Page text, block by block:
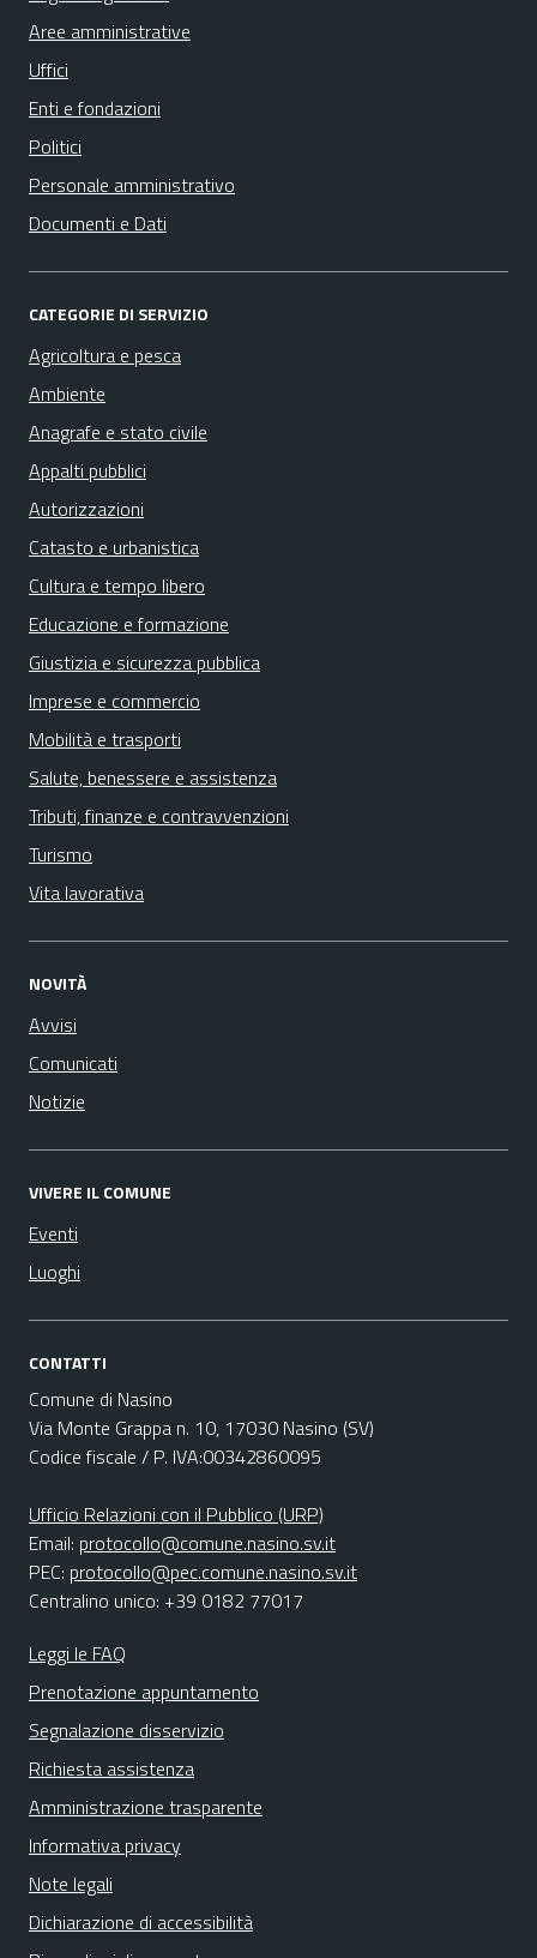
Aree amministrative
Uffici
Enti e fondazioni
Politici
Personale amministrativo
Documenti e Dati
CATEGORIE DI SERVIZIO
Agricoltura e pesca
Ambiente
Anagrafe e stato civile
Appalti pubblici
Autorizzazioni
Catasto e urbanistica
Cultura e tempo libero
Educazione e formazione
Giustizia e sicurezza pubblica
Imprese e commercio
Mobilità e trasporti
Salute, benessere e assistenza
Tributi, finanze e contravvenzioni
Turismo
Vita lavorativa
NOVITÀ
Avvisi
Comunicati
Notizie
VIVERE IL COMUNE
Eventi
Luoghi
CONTATTI
Comune di Nasino
Via Monte Grappa n. 10, 17030 Nasino (SV)
Codice fiscale / P. IVA:00342860095
Ufficio Relazioni con il Pubblico (URP)
Email: protocollo@comune.nasino.sv.it
PEC: protocollo@pec.comune.nasino.sv.it
Centralino unico: +39 0182 77017
Leggi le FAQ
Prenotazione appuntamento
Segnalazione disservizio
Richiesta assistenza
Amministrazione trasparente
Informativa privacy
Note legali
Dichiarazione di accessibilità